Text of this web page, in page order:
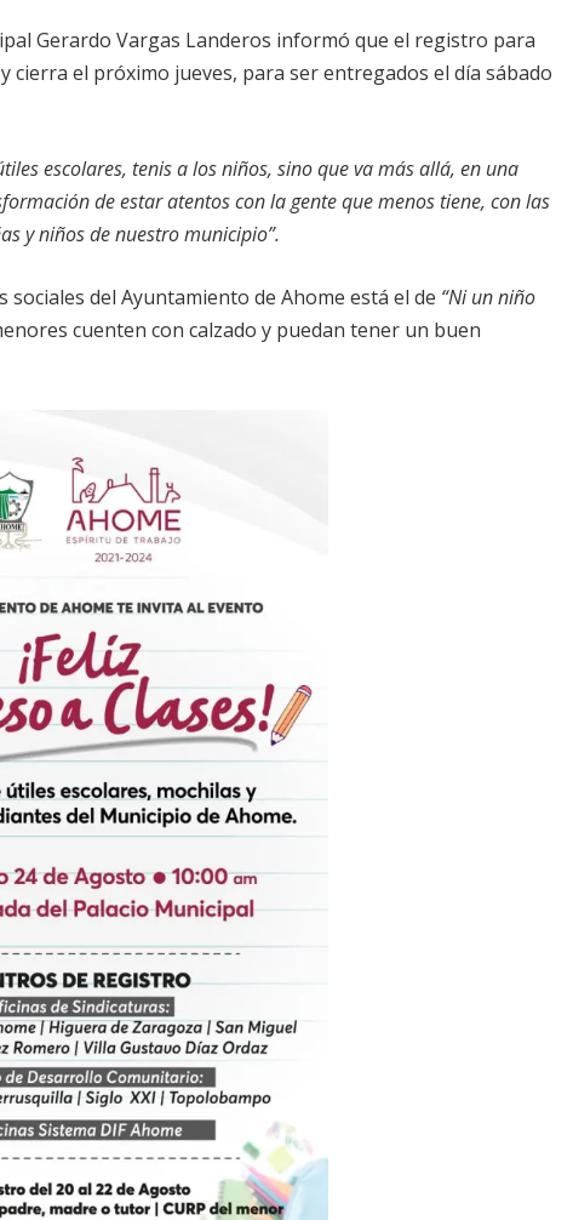
Gerardo Vargas Landeros informó que el registro para
el próximo jueves, para ser entregados el día sábado
escolares, tenis a los niños, sino que va más allá, en una
de estar atentos con la gente que menos tiene, con las
y niños de nuestro municipio”.
del Ayuntamiento de Ahome está el de “Ni un niño
cuenten con calzado y puedan tener un buen